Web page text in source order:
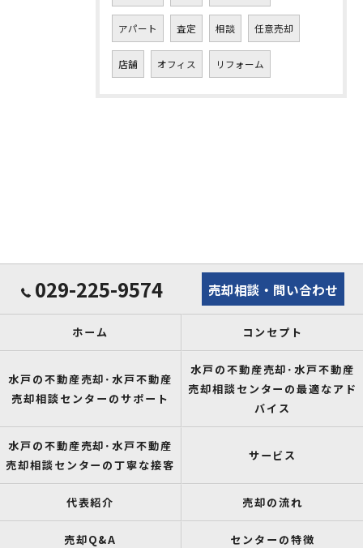
アパート 査定 相談 任意売却
店舗 オフィス リフォーム
029-225-9574 売却相談・問い合わせ
ホーム コンセプト
水戸の不動産売却･水戸不動産
売却相談センターのサポート
水戸の不動産売却･水戸不動産
売却相談センターの最適なアド
バイス
水戸の不動産売却･水戸不動産
売却相談センターの丁寧な接客
サービス
代表紹介 売却の流れ
売却Q&A センターの特徴